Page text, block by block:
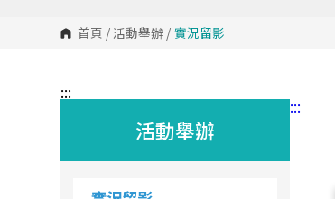
首頁 /活動舉辦 / 實況留影
:::
活動舉辦
:::